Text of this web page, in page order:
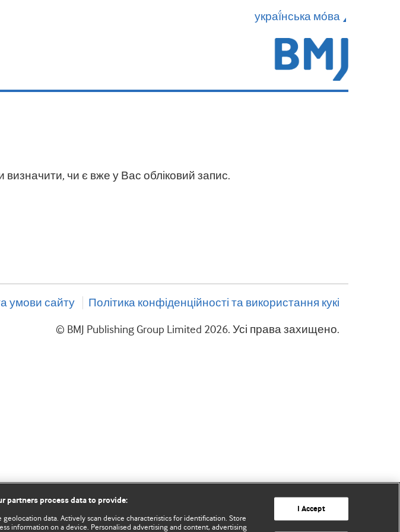
украї́нська мо́ва
чи є вже у Вас обліковий запис.
умови сайту Політика конфіденційності та використання кукі
© BMJ Publishing Group Limited 2026. Усі права захищено.
partners process data to provide:
geolocation data. Actively scan device characteristics for identification. Store
information on a device. Personalised advertising and content, advertising
I Accept